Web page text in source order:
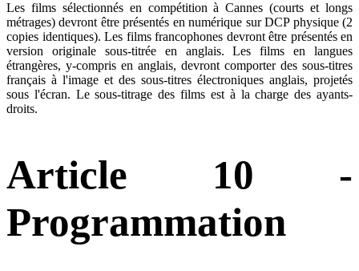
Les films sélectionnés en compétition à Cannes (courts et longs
métrages) devront être présentés en numérique sur DCP physique (2
copies identiques). Les films francophones devront être présentés en
version originale sous-titrée en anglais. Les films en langues
étrangères, y-compris en anglais, devront comporter des sous-titres
français à l'image et des sous-titres électroniques anglais, projetés
sous l'écran. Le sous-titrage des films est à la charge des ayants-
droits.
Article 10 -
Programmation